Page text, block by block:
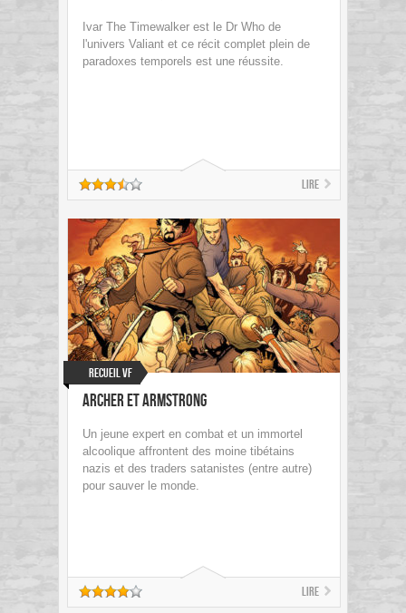
Ivar The Timewalker est le Dr Who de
l'univers Valiant et ce récit complet plein de
paradoxes temporels est une réussite.
Lire
Recueil VF
Archer et Armstrong
Un jeune expert en combat et un immortel
alcoolique affrontent des moine tibétains
nazis et des traders satanistes (entre autre)
pour sauver le monde.
Lire